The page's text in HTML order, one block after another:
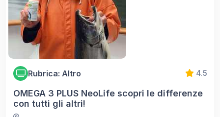
Rubrica: Altro 4.5
OMEGA 3 PLUS NeoLife scopri le differenze
con tutti gli altri!